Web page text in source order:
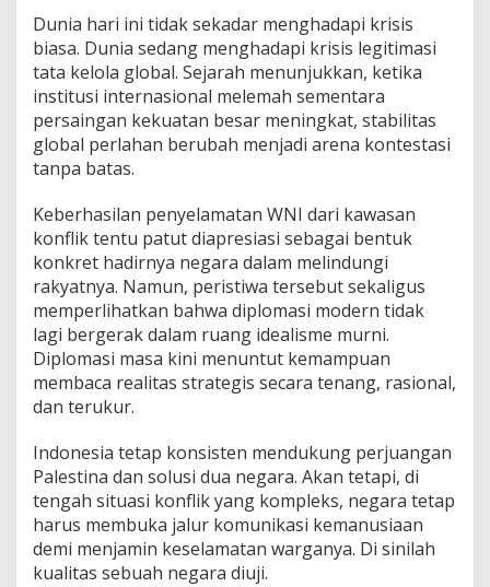
g
a
n
t
r
a
i
s
I
n
d
o
n
e
s
Dunia hari ini tidak sekadar menghadapi krisis
biasa. Dunia sedang menghadapi krisis legitimasi
tata kelola global. Sejarah menunjukkan, ketika
institusi internasional melemah sementara
persaingan kekuatan besar meningkat, stabilitas
global perlahan berubah menjadi arena kontestasi
tanpa batas.
Keberhasilan penyelamatan WNI dari kawasan
konflik tentu patut diapresiasi sebagai bentuk
konkret hadirnya negara dalam melindungi
rakyatnya. Namun, peristiwa tersebut sekaligus
memperlihatkan bahwa diplomasi modern tidak
lagi bergerak dalam ruang idealisme murni.
Diplomasi masa kini menuntut kemampuan
membaca realitas strategis secara tenang, rasional,
dan terukur.
Indonesia tetap konsisten mendukung perjuangan
Palestina dan solusi dua negara. Akan tetapi, di
tengah situasi konflik yang kompleks, negara tetap
harus membuka jalur komunikasi kemanusiaan
demi menjamin keselamatan warganya. Di sinilah
kualitas sebuah negara diuji.